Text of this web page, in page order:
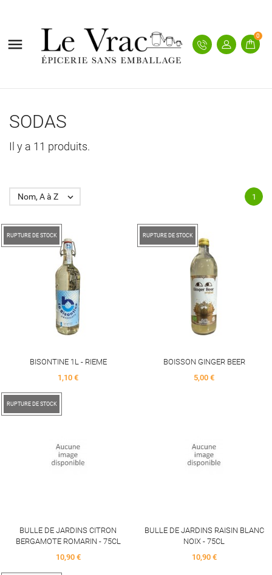
 0
SODAS
Il y a 11 produits.
Nom, A à Z  1
RUPTURE DE STOCK
BISONTINE 1L - RIEME
Price
1,10 €
RUPTURE DE STOCK
BOISSON GINGER BEER
Price
5,00 €
RUPTURE DE STOCK
BULLE DE JARDINS CITRON
BERGAMOTE ROMARIN - 75CL
Price
10,90 €
BULLE DE JARDINS RAISIN BLANC
NOIX - 75CL
Price
10,90 €